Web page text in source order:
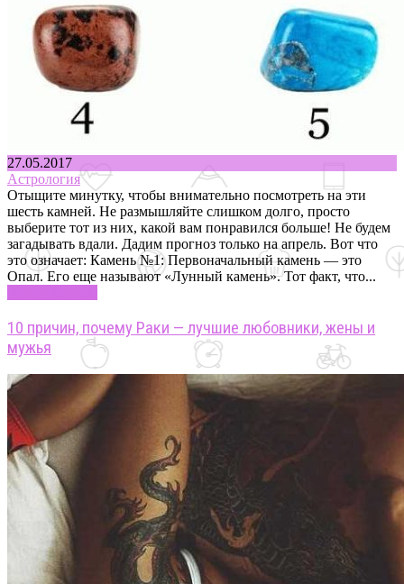
27.05.2017
Астрология
Отыщите минутку, чтобы внимательно посмотреть на эти
шесть камней. Не размышляйте слишком долго, просто
выберите тот из них, какой вам понравился больше! Не будем
загадывать вдали. Дадим прогноз только на апрель. Вот что
это означает: Камень №1: Первоначальный камень — это
Опал. Его еще называют «Лунный камень». Тот факт, что...
10 причин, почему Раки — лучшие любовники, жены и
мужья